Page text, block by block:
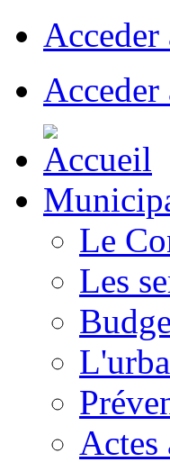
Acceder
Acceder
Le
Les
Actes